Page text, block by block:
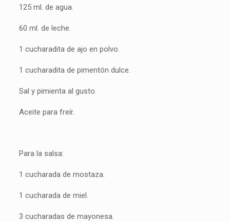
125 ml. de agua.
60 ml. de leche.
1 cucharadita de ajo en polvo.
1 cucharadita de pimentón dulce.
Sal y pimienta al gusto.
Aceite para freír.
Para la salsa:
1 cucharada de mostaza.
1 cucharada de miel.
3 cucharadas de mayonesa.